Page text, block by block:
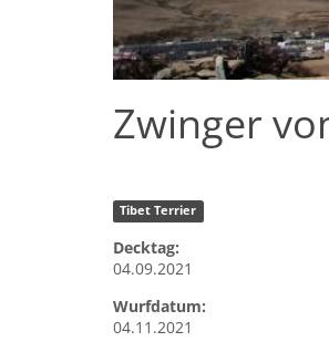
Zwinger
Tibet Terrier
Decktag:
04.09.2021
Wurfdatum:
04.11.2021